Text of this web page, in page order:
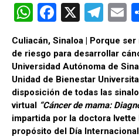
W
h
at
s
A
p
p
F
a
ce
b
o
o
k
X
T
e
gr
a
m
E
Culiacán, Sinaloa | Porque
de riesgo para desarrollar
Universidad Autónoma de
Unidad de Bienestar
disposición de todas las
virtual “Cáncer de mama:
impartida por la doctora Ivette
propósito del Día